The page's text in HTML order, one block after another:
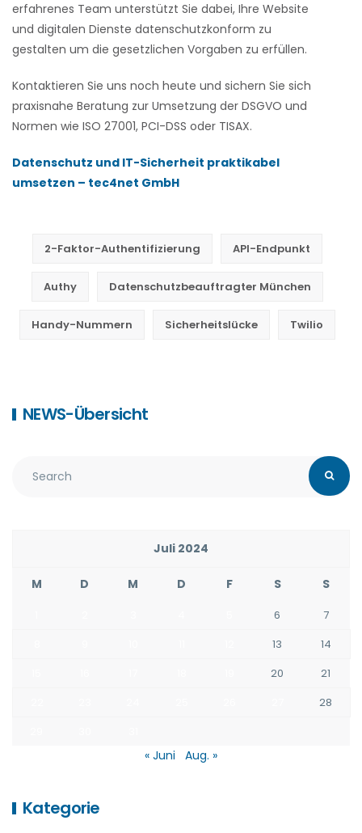
erfahrenes Team unterstützt Sie dabei, Ihre Website
und digitalen Dienste datenschutzkonform zu
gestalten um die gesetzlichen Vorgaben zu erfüllen.
Kontaktieren Sie uns noch heute und sichern Sie sich
praxisnahe Beratung zur Umsetzung der DSGVO und
Normen wie ISO 27001, PCI-DSS oder TISAX.
Datenschutz und IT-Sicherheit praktikabel
umsetzen – tec4net GmbH
2-Faktor-Authentifizierung API-Endpunkt
Authy Datenschutzbeauftragter München
Handy-Nummern Sicherheitslücke Twilio
NEWS-Übersicht
Juli 2024
M D M D F S S
6
7
13
14
20
21
28
« Juni Aug. »
Kategorie